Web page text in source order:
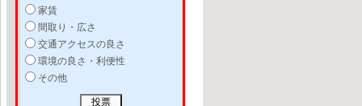
家賃
間取り・広さ
交通アクセスの良さ
環境の良さ・利便性
その他